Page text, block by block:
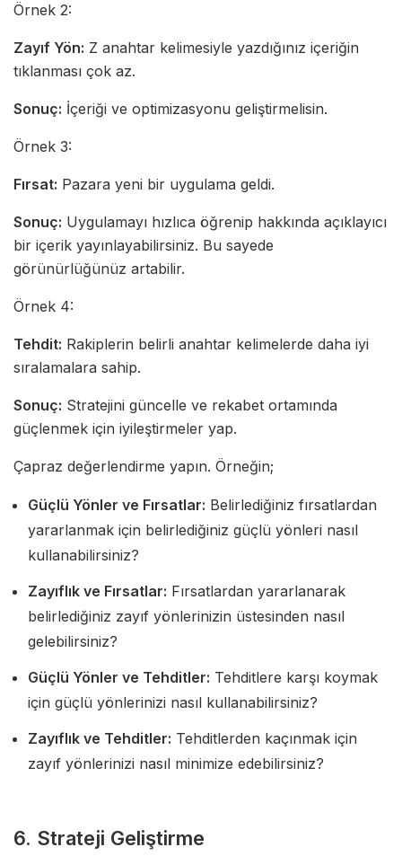
Örnek 2:
Zayıf Yön: Z anahtar kelimesiyle yazdığınız içeriğin
tıklanması çok az.
Sonuç: İçeriği ve optimizasyonu geliştirmelisin.
Örnek 3:
Fırsat: Pazara yeni bir uygulama geldi.
Sonuç: Uygulamayı hızlıca öğrenip hakkında açıklayıcı
bir içerik yayınlayabilirsiniz. Bu sayede
görünürlüğünüz artabilir.
Örnek 4:
Tehdit: Rakiplerin belirli anahtar kelimelerde daha iyi
sıralamalara sahip.
Sonuç: Stratejini güncelle ve rekabet ortamında
güçlenmek için iyileştirmeler yap.
Çapraz değerlendirme yapın. Örneğin;
Güçlü Yönler ve Fırsatlar: Belirlediğiniz fırsatlardan
yararlanmak için belirlediğiniz güçlü yönleri nasıl
kullanabilirsiniz?
Zayıflık ve Fırsatlar: Fırsatlardan yararlanarak
belirlediğiniz zayıf yönlerinizin üstesinden nasıl
gelebilirsiniz?
Güçlü Yönler ve Tehditler: Tehditlere karşı koymak
için güçlü yönlerinizi nasıl kullanabilirsiniz?
Zayıflık ve Tehditler: Tehditlerden kaçınmak için
zayıf yönlerinizi nasıl minimize edebilirsiniz?
6. Strateji Geliştirme